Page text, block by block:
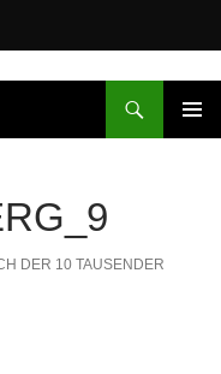
DER 10 TAUSENDER